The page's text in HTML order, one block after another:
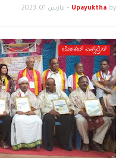
by
Upayuktha
- مارس 01, 2023
ಲೋಕಲ್ ಎಕ್ಸ್‌ಪ್ರೆಸ್